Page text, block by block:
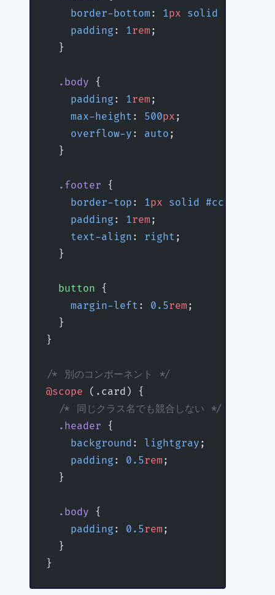
    border-bottom
: 1px solid
    padding
: 1rem ;
  }
  .body
{
    padding
: 1rem ;
    max-height
: 500px ;
    overflow-y
: auto ;
  }
  .footer
{
    border-top
: 1px solid #ccc
    padding
: 1rem ;
    text-align
: right ;
  }
  button
{
    margin-left
: 0.5rem ;
  }
}
/* 別のコンポーネント */
@scope (.card) {
  /* 同じクラス名でも競合しない */
  .header
{
    background
: lightgray ;
    padding
: 0.5rem ;
  }
  .body
{
    padding
: 0.5rem ;
  }
}